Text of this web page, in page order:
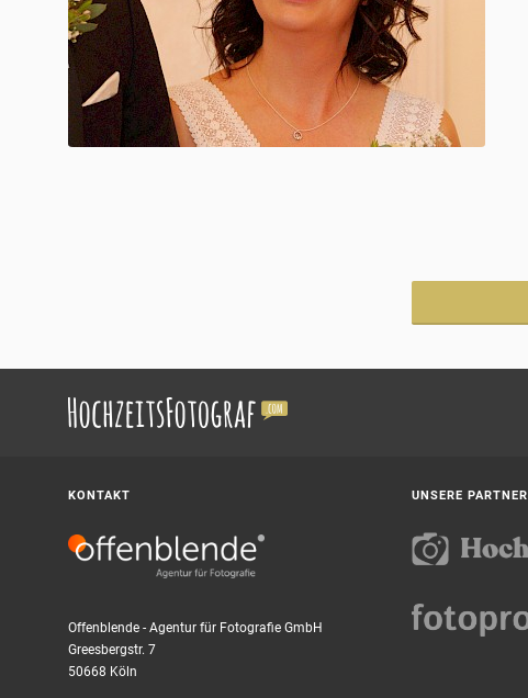
KONTAKT
Offenblende - Agentur für Fotografie GmbH
Greesbergstr. 7
50668 Köln
UNSERE PARTNER